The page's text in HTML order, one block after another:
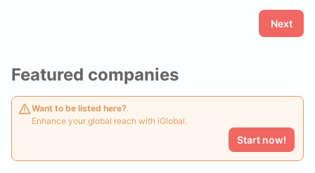
Featured companies
Want to be listed here?
Enhance your global reach with iGlobal.
Start now!
Next